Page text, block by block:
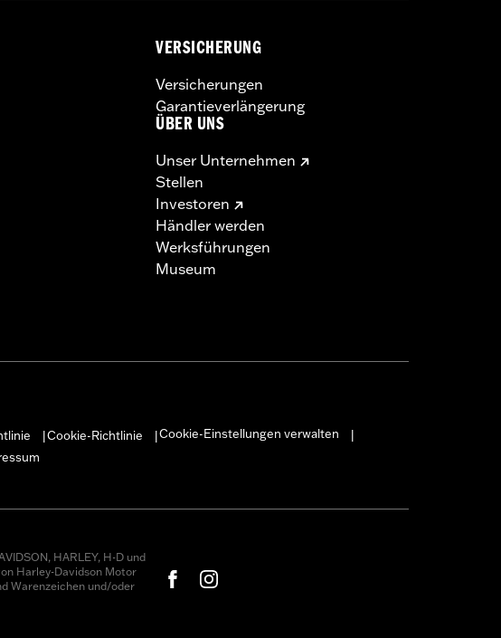
VERSICHERUNG
Versicherungen
Garantieverlängerung
ÜBER UNS
Unser Unternehmen
Stellen
Investoren
Händler werden
Werksführungen
Museum
Cookie-Richtlinie Cookie-Einstellungen verwalten
HARLEY, H-D und
Harley-Davidson Motor
Warenzeichen und/oder